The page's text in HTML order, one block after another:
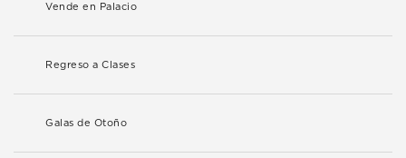
Vende en Palacio
Regreso a Clases
Galas de Otoño